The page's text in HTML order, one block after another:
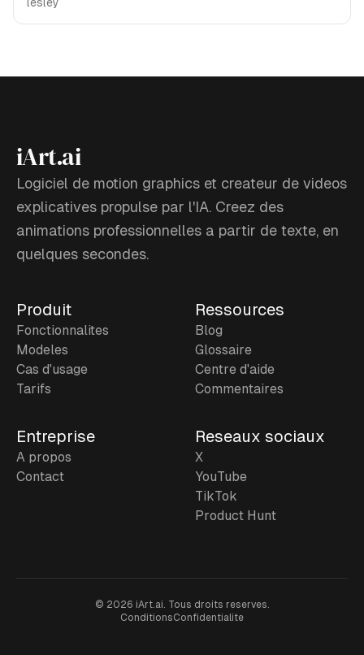
iArt.ai
Logiciel de motion graphics et createur de videos
explicatives propulse par l'IA. Creez des
animations professionnelles a partir de texte, en
quelques secondes.
Produit
Fonctionnalites
Modeles
Cas d'usage
Tarifs
Ressources
Blog
Glossaire
Centre d'aide
Commentaires
Entreprise
A propos
Contact
Reseaux sociaux
X
YouTube
TikTok
Product Hunt
© 2026 iArt.ai. Tous droits reserves.
ConditionsConfidentialite